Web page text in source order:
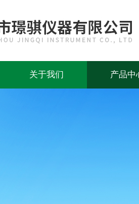
关于我们 产品中